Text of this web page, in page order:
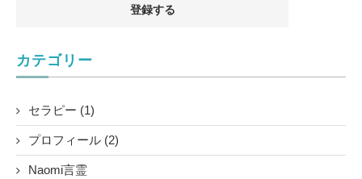
カテゴリー
セラピー (1)
プロフィール (2)
Naomi言霊